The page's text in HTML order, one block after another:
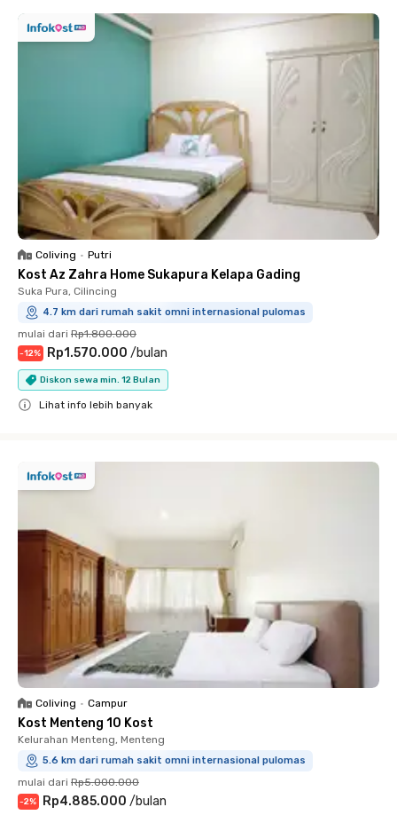
Coliving • Putri
Kost Az Zahra Home Sukapura Kelapa Gading
Suka Pura, Cilincing
4.7 km dari rumah sakit omni internasional pulomas
mulai dari Rp1.800.000
-12% Rp1.570.000 /bulan
Diskon sewa min. 12 Bulan
Lihat info lebih banyak
Coliving • Campur
Kost Menteng 10 Kost
Kelurahan Menteng, Menteng
5.6 km dari rumah sakit omni internasional pulomas
mulai dari Rp5.000.000
-2% Rp4.885.000 /bulan